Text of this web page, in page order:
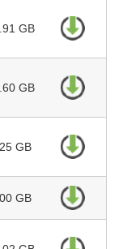
GB
GB
GB
GB